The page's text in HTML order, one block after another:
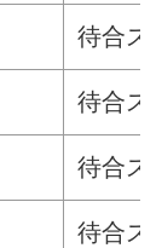
待合ス
待合ス
待合ス
待合ス